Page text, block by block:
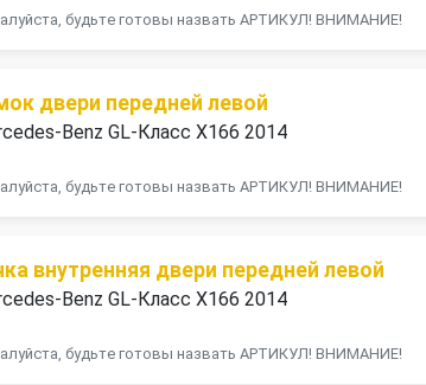
будьте готовы назвать АРТИКУЛ! ВНИМАНИЕ!
двери передней левой
Benz GL-Класс X166 2014
будьте готовы назвать АРТИКУЛ! ВНИМАНИЕ!
внутренняя двери передней левой
Benz GL-Класс X166 2014
будьте готовы назвать АРТИКУЛ! ВНИМАНИЕ!